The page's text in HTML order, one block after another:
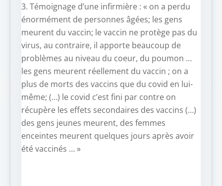
3. Témoignage d’une infirmière : « on a perdu
énormément de personnes âgées; les gens
meurent du vaccin; le vaccin ne protège pas du
virus, au contraire, il apporte beaucoup de
problèmes au niveau du coeur, du poumon …
les gens meurent réellement du vaccin ; on a
plus de morts des vaccins que du covid en lui-
même; (…) le covid c’est fini par contre on
récupère les effets secondaires des vaccins (…)
des gens jeunes meurent, des femmes
enceintes meurent quelques jours après avoir
été vaccinés … »